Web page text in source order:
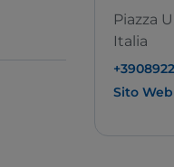
Piazza
Italia
Sito Web